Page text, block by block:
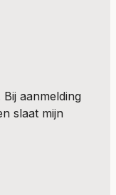
aanmelding
slaat mijn